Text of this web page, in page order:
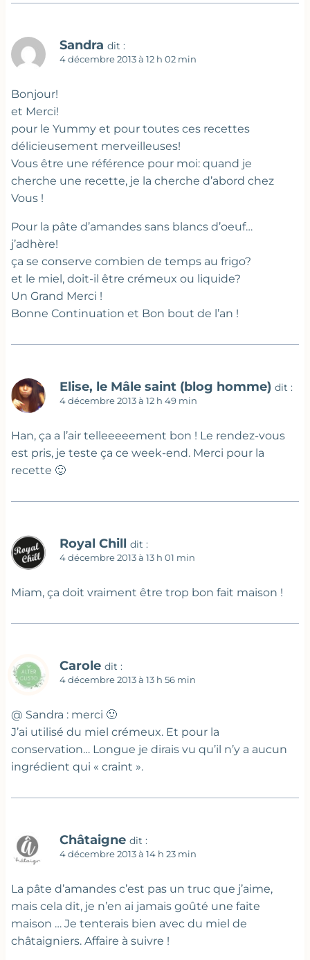
Sandra dit :
4 décembre 2013 à 12 h 02 min
Bonjour!
et Merci!
pour le Yummy et pour toutes ces recettes
délicieusement merveilleuses!
Vous être une référence pour moi: quand je
cherche une recette, je la cherche d’abord chez
Vous !
Pour la pâte d’amandes sans blancs d’oeuf…
j’adhère!
ça se conserve combien de temps au frigo?
et le miel, doit-il être crémeux ou liquide?
Un Grand Merci !
Bonne Continuation et Bon bout de l’an !
Elise, le Mâle saint (blog homme) dit :
4 décembre 2013 à 12 h 49 min
Han, ça a l’air telleeeeement bon ! Le rendez-vous
est pris, je teste ça ce week-end. Merci pour la
recette 🙂
Royal Chill dit :
4 décembre 2013 à 13 h 01 min
Miam, ça doit vraiment être trop bon fait maison !
Carole dit :
4 décembre 2013 à 13 h 56 min
@ Sandra : merci 🙂
J’ai utilisé du miel crémeux. Et pour la
conservation… Longue je dirais vu qu’il n’y a aucun
ingrédient qui « craint ».
Châtaigne dit :
4 décembre 2013 à 14 h 23 min
La pâte d’amandes c’est pas un truc que j’aime,
mais cela dit, je n’en ai jamais goûté une faite
maison … Je tenterais bien avec du miel de
châtaigniers. Affaire à suivre !